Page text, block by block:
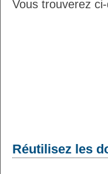
Vous trouverez
Réutilisez les